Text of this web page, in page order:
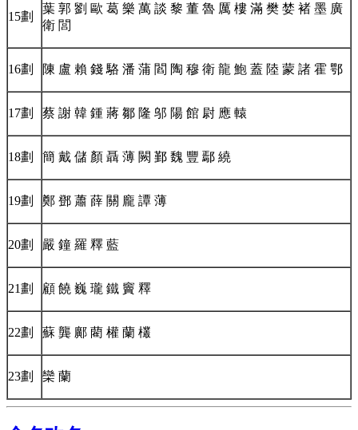
15劃
葉 郭 劉 歐 葛 樂 萬 談 黎 董 魯 厲 樓 滿 樊 婪 褚 墨 廣
衛 閭
16劃 陳 盧 賴 錢 駱 潘 蒲 閻 陶 穆 衛 龍 鮑 蓋 陸 蒙 諸 霍 鄂
17劃 蔡 謝 韓 鍾 蔣 鄒 隆 邬 陽 館 尉 應 轅
18劃 簡 戴 儲 顏 聶 薄 闕 鄞 魏 豐 鄢 繞
19劃 鄭 鄧 蕭 薛 關 龐 譚 薄
20劃 嚴 鐘 羅 釋 藍
21劃 顧 饒 巍 瓏 鐵 竇 釋
22劃 蘇 龔 鄺 藺 權 蘭 欉
23劃 欒 蘭